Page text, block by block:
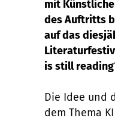
mit
des Auftritts
auf das
is still
Die Idee und
dem Thema